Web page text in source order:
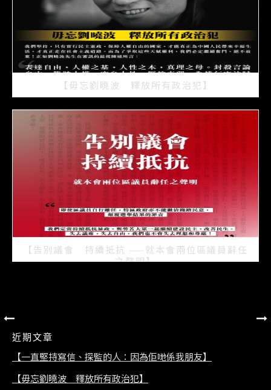
【毋忘劉曉波 釋放所有政治犯】
【告別議會 持續抵抗 ——就本會兩位區議員辭任
之聲明】
近期文章
【一直堅持寫信、探監的人：因為佢哋係我朋友】
【毋忘劉曉波 釋放所有政治犯】